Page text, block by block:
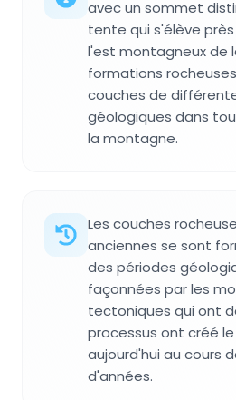
avec un sommet
tente qui s'élève
l'est montagneux de
formations
couches de
géologiques dans
la montagne.
Les couches
anciennes se sont
des périodes
façonnées par les
tectoniques qui ont
processus ont créé
aujourd'hui au cours
d'années.